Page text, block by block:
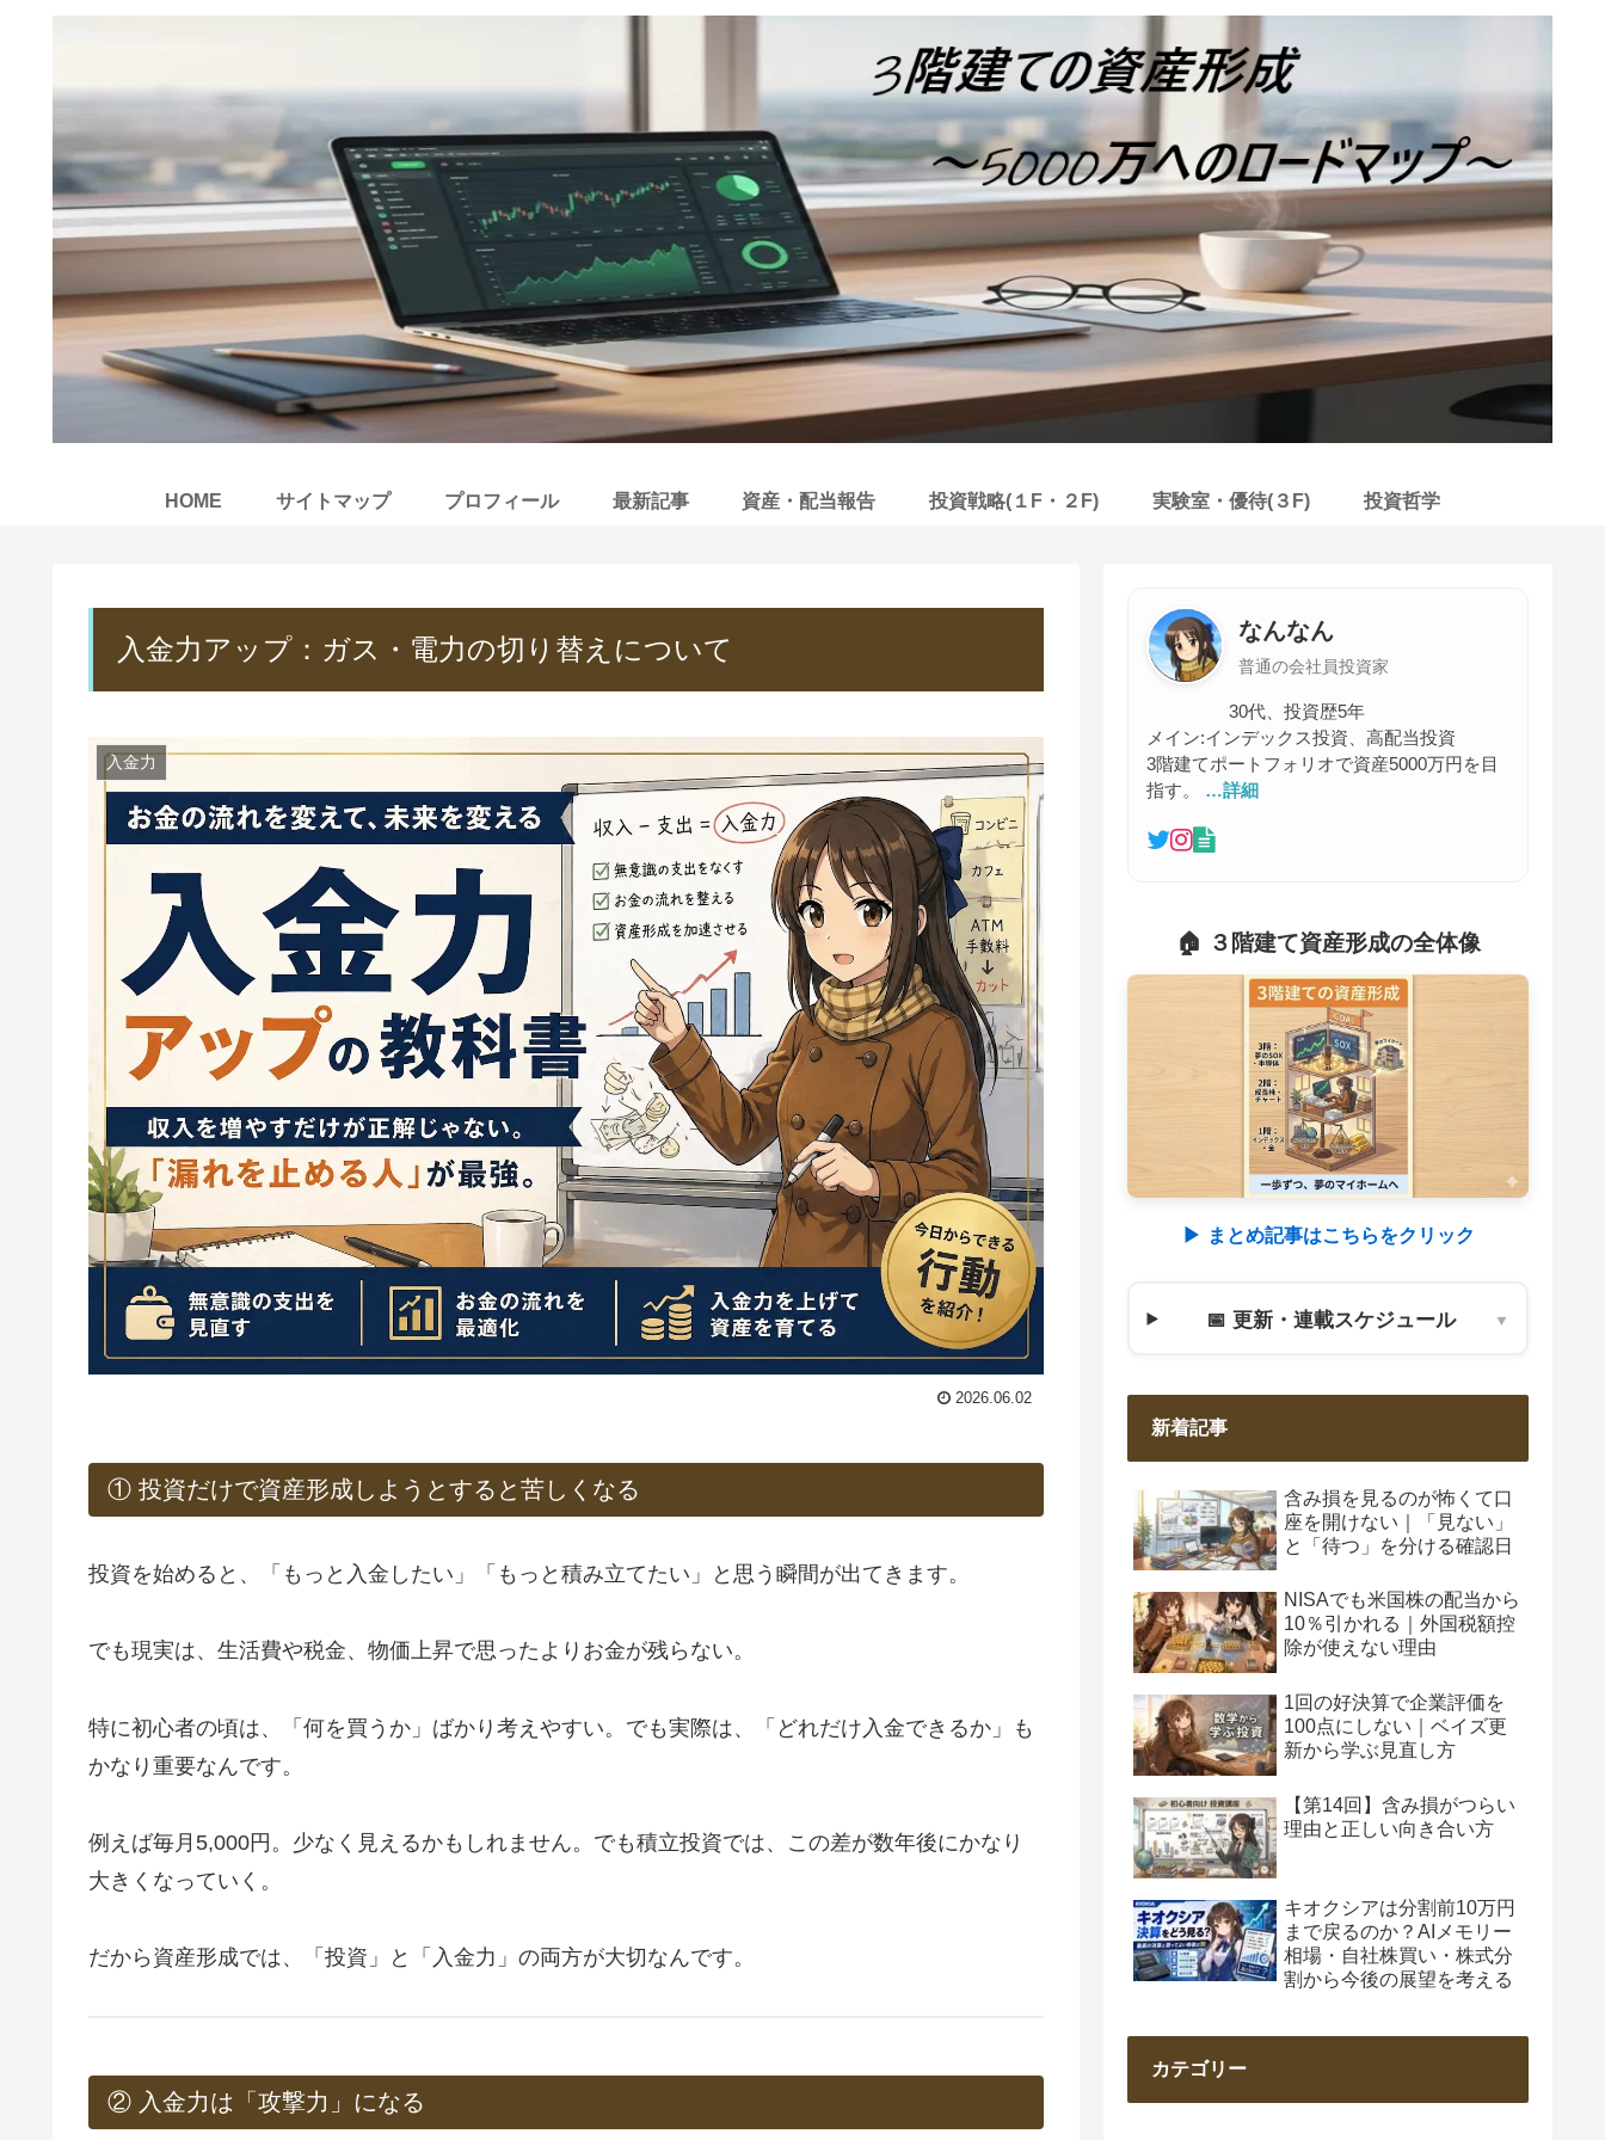
HOME サイトマップ プロフィール 最新記事 資産・配当報告 投資戦略(１F・２F) 実験室・優待(３F) 投資哲学
入金力アップ：ガス・電力の切り替えについて
入金力
2026.06.02
① 投資だけで資産形成しようとすると苦しくなる
投資を始めると、「もっと入金したい」「もっと積み立てたい」と思う瞬間が出てきます。
でも現実は、生活費や税金、物価上昇で思ったよりお金が残らない。
特に初心者の頃は、「何を買うか」ばかり考えやすい。でも実際は、「どれだけ入金できるか」も
かなり重要なんです。
例えば毎月5,000円。少なく見えるかもしれません。でも積立投資では、この差が数年後にかなり
大きくなっていく。
だから資産形成では、「投資」と「入金力」の両方が大切なんです。
② 入金力は「攻撃力」になる
なんなん
普通の会社員投資家
30代、投資歴5年
メイン:インデックス投資、高配当投資
3階建てポートフォリオで資産5000万円を目
指す。 …詳細
🏠 ３階建て資産形成の全体像
▶︎ まとめ記事はこちらをクリック
📅 更新・連載スケジュール ▼
新着記事
含み損を見るのが怖くて口
座を開けない｜「見ない」
と「待つ」を分ける確認日
NISAでも米国株の配当から
10％引かれる｜外国税額控
除が使えない理由
1回の好決算で企業評価を
100点にしない｜ベイズ更
新から学ぶ見直し方
【第14回】含み損がつらい
理由と正しい向き合い方
キオクシアは分割前10万円
まで戻るのか？AIメモリー
相場・自社株買い・株式分
割から今後の展望を考える
カテゴリー